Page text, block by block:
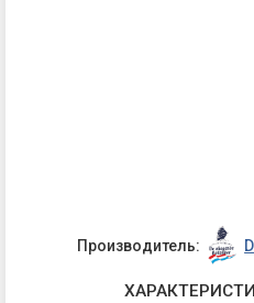
Производитель: